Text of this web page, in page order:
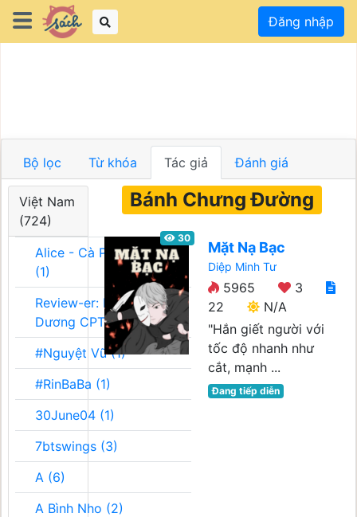
Đăng nhập
Bộ lọc Từ khóa Tác giả Đánh giá
Việt Nam
(724)
Alice - Cà Phê Team
(1)
Review-er: Dương
Dương CPT (1)
#Nguyệt Vũ (1)
#RinBaBa (1)
30June04 (1)
7btswings (3)
A (6)
A Bình Nho (2)
Bánh Chưng Đường
30
Mặt Nạ Bạc
Diệp Minh Tư
5965
3
22
N/A
"Hắn giết người với
tốc độ nhanh như
cắt, mạnh ...
Đang tiếp diễn